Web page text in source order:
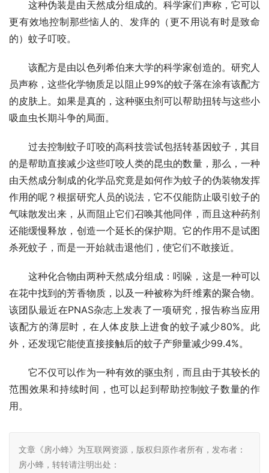
这种伪装是由天然成分组成的。科学家们声称，它可以
更有效地控制那些恼人的、发痒的（更不用说有时是致命
的）蚊子叮咬。
该配方是由以色列希伯来大学的科学家创造的。研究人
员声称，这些化学物质足以阻止99%的蚊子落在涂有该配方
的皮肤上。如果是真的，这种驱虫剂可以帮助扭转与这些小
吸血虫长期斗争的局面。
过去控制蚊子叮咬的高科技尝试包括转基因蚊子，其目
的是帮助直接减少这些叮咬人类的昆虫的数量，那么，一种
由天然成分制成的化学品究竟是如何作为蚊子的伪装物发挥
作用的呢？根据研究人员的说法，它不仅能防止吸引蚊子的
气味散发出来，从而阻止它们召唤其他同伴，而且这种药剂
还能缓慢释放，创造一个延长的保护期。它的作用不是试图
杀死蚊子，而是一开始就击退他们，使它们不敢接近。
这种化合物由两种天然成分组成：吲哚，这是一种可以
在花中找到的芳香物质，以及一种被称为纤维素的聚合物。
该团队最近在PNAS杂志上发表了一项研究，报告称当应用
该配方的薄层时，在人体皮肤上进食的蚊子减少80%。此
外，还发现它能使直接接触后的蚊子产卵量减少99.4%。
它不仅可以作为一种有效的驱虫剂，而且由于其较长的
范围效果和持续时间，也可以起到帮助控制蚊子数量的作
用。
文章《房小蜂》为互联网资源，版权归原作者所有，发布者：
房小蜂，转转请注明出处：